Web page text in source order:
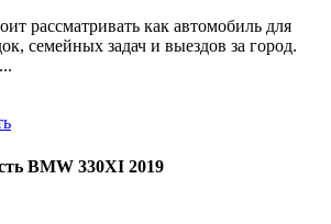
рассматривать как автомобиль для
семейных задач и выездов за город.
BMW 330XI 2019